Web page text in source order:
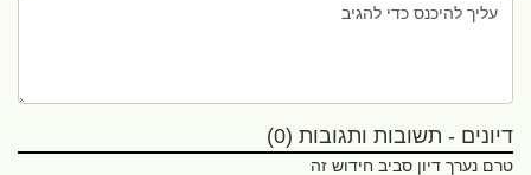
דיונים - תשובות ותגובות (0)
טרם נערך דיון סביב חידוש זה